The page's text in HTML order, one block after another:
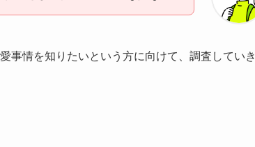
事情を知りたいという方に向けて、調査していき